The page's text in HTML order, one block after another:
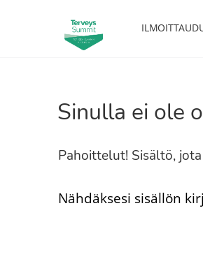
Sinulla ei ole
Pahoittelut! Sisältö,
Nähdäksesi sisällön